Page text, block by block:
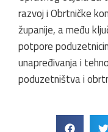
razvoj i Obrtničke
županije, a među
potpore
unapređivanja i
poduzetništva i